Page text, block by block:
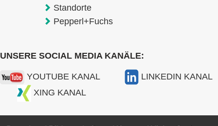
Standorte
Pepperl+Fuchs
UNSERE SOCIAL MEDIA KANÄLE:
YOUTUBE KANAL
LINKEDIN KANAL
XING KANAL